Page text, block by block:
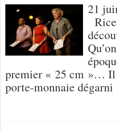
21
premier « 25 cm »… Il
porte-monnaie